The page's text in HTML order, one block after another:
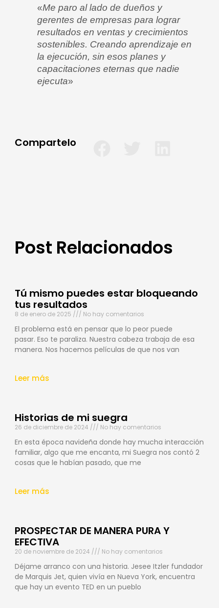
«Me paro al lado de dueños y
gerentes de empresas para lograr
resultados en ventas y crecimientos
sostenibles. Creando aprendizaje en
la ejecución, sin esos planes y
capacitaciones eternas que nadie
ejecuta»
Compartelo
Post Relacionados
Tú mismo puedes estar bloqueando
tus resultados
8 de enero de 2025 No hay comentarios
El problema está en pensar que lo peor puede
pasar. Eso te paraliza. Nuestra cabeza trabaja de esa
manera. Nos hacemos películas de que nos van
Leer más
Historias de mi suegra
26 de diciembre de 2024 No hay comentarios
En esta época navideña donde hay mucha interacción
familiar, algo que me encanta, mi Suegra nos contó 2
cosas que le habían pasado, que me
Leer más
PROSPECTAR DE MANERA PURA Y
EFECTIVA
20 de noviembre de 2024 No hay comentarios
Déjame arranco con una historia. Jesee Itzler fundador
de Marquis Jet, quien vivía en Nueva York, encuentra
que hay un evento TED en un pueblo